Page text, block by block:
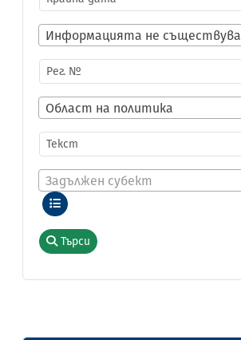
Информацията не съществува
Област на политика
Задължен субект
Търси